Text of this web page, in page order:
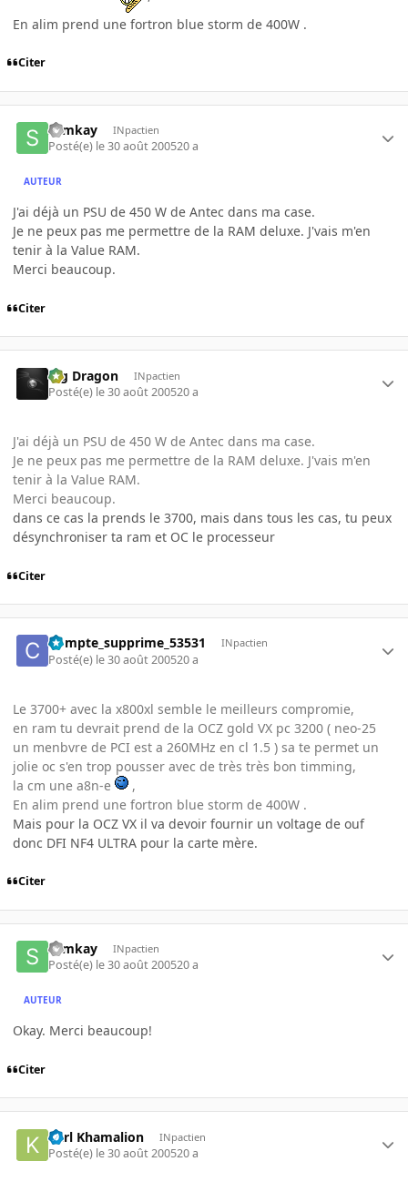
En alim prend une fortron blue storm de 400W .
Citer
slimkay INpactien
Posté(e) le 30 août 200520 a
AUTEUR
J'ai déjà un PSU de 450 W de Antec dans ma case.
Je ne peux pas me permettre de la RAM deluxe. J'vais m'en
tenir à la Value RAM.
Merci beaucoup.
Citer
Big Dragon INpactien
Posté(e) le 30 août 200520 a
J'ai déjà un PSU de 450 W de Antec dans ma case.
Je ne peux pas me permettre de la RAM deluxe. J'vais m'en
tenir à la Value RAM.
Merci beaucoup.
dans ce cas la prends le 3700, mais dans tous les cas, tu peux
désynchroniser ta ram et OC le processeur
Citer
Compte_supprime_53531 INpactien
Posté(e) le 30 août 200520 a
Le 3700+ avec la x800xl semble le meilleurs compromie,
en ram tu devrait prend de la OCZ gold VX pc 3200 ( neo-25
un menbvre de PCI est a 260MHz en cl 1.5 ) sa te permet un
jolie oc s'en trop pousser avec de très très bon timming,
la cm une a8n-e
,
En alim prend une fortron blue storm de 400W .
Mais pour la OCZ VX il va devoir fournir un voltage de ouf
donc DFI NF4 ULTRA pour la carte mère.
Citer
slimkay INpactien
Posté(e) le 30 août 200520 a
AUTEUR
Okay. Merci beaucoup!
Citer
Karl Khamalion INpactien
Posté(e) le 30 août 200520 a